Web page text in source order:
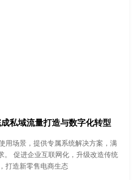
私域流量打造与数字化转型
用场景，提供专属系统解决方案，满
。 促进企业互联网化，升级改造传统
打造新零售电商生态